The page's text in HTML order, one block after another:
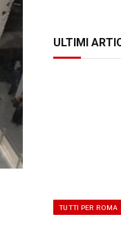
ULTIMI
TUTTI PER ROMA